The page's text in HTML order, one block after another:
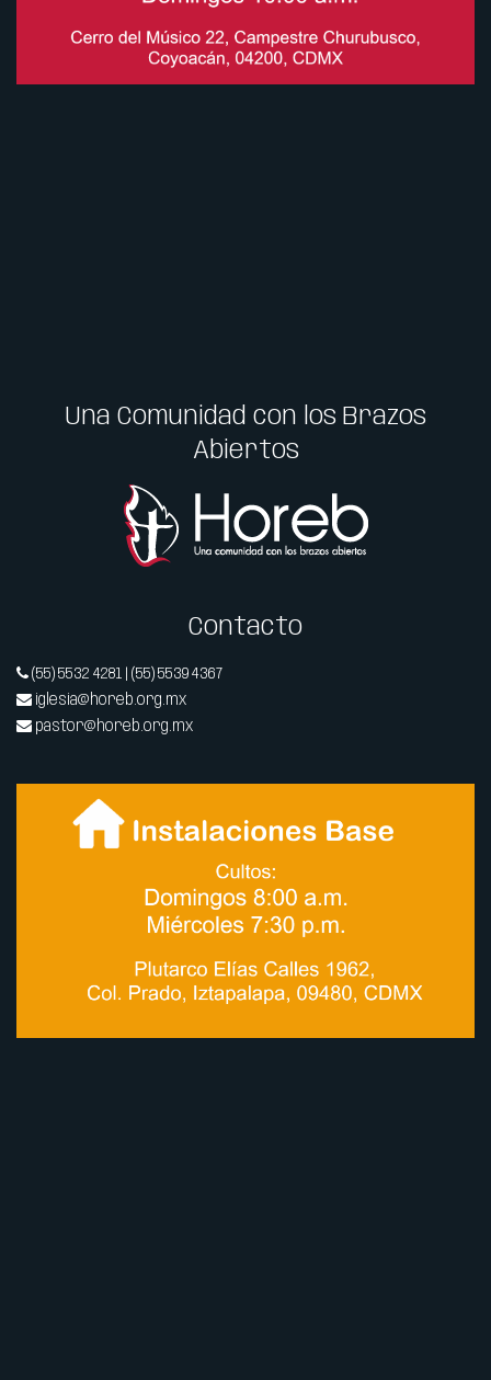
Una Comunidad con los Brazos
Abiertos
Contacto
(55) 5532 4281 | (55) 5539 4367
iglesia@horeb.org.mx
pastor@horeb.org.mx